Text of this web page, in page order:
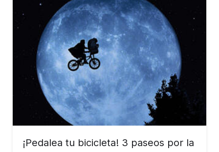
¡Pedalea tu bicicleta! 3 paseos por la